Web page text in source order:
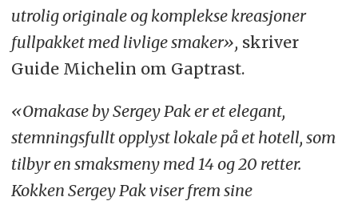
utrolig originale og komplekse kreasjoner
fullpakket med livlige smaker», skriver
Guide Michelin om Gaptrast.
«Omakase by Sergey Pak er et elegant,
stemningsfullt opplyst lokale på et hotell, som
tilbyr en smaksmeny med 14 og 20 retter.
Kokken Sergey Pak viser frem sine